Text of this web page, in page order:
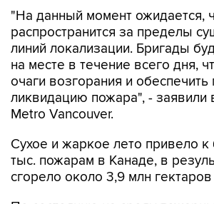
"На данный момент ожидается,
распространится за пределы
линий локализации. Бригады
на месте в течение всего дня,
очаги возгорания и
ликвидацию пожара", - заявили
Metro Vancouver.
Сухое и жаркое лето привело
тыс. пожарам в Канаде, в
сгорело около 3,9 млн